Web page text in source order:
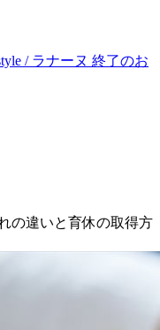
/ ラナーヌ 終了のお
の違いと育休の取得方